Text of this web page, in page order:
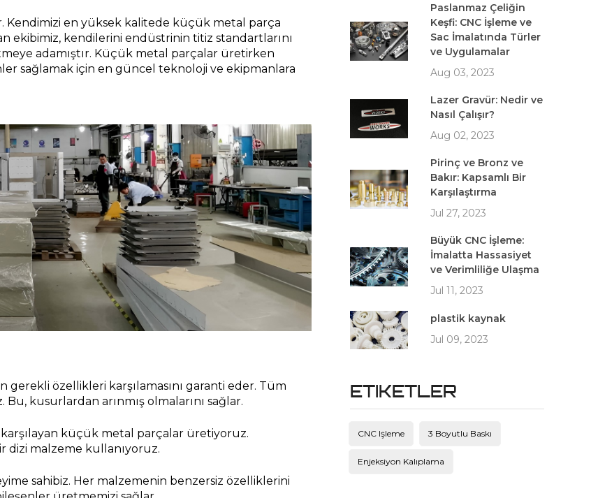
Kendimizi en yüksek kalitede küçük metal parça
ekibimiz, kendilerini endüstrinin titiz standartlarını
adamıştır. Küçük metal parçalar üretirken
sağlamak için en güncel teknoloji ve ekipmanlara
özellikleri karşılamasını garanti eder. Tüm
kusurlardan arınmış olmalarını sağlar.
karşılayan küçük metal parçalar üretiyoruz.
dizi malzeme kullanıyoruz.
sahibiz. Her malzemenin benzersiz özelliklerini
Paslanmaz Çeliğin
Keşfi: CNC İşleme ve
Sac İmalatında Türler
ve Uygulamalar
Aug 03, 2023
Lazer Gravür: Nedir ve
Nasıl Çalışır?
Aug 02, 2023
Pirinç ve Bronz ve
Bakır: Kapsamlı Bir
Karşılaştırma
Jul 27, 2023
Büyük CNC İşleme:
İmalatta Hassasiyet
ve Verimliliğe Ulaşma
Jul 11, 2023
plastik kaynak
Jul 09, 2023
ETIKETLER
CNC Işleme 3 Boyutlu Baskı
Enjeksiyon Kalıplama